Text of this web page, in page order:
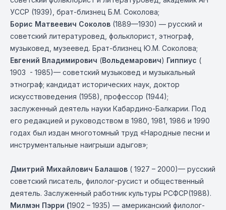
УССР (1939), брат-близнец Б.М. Соколова;
Борис Матвеевич Соколов (1889—1930) — русский и
советский литературовед, фольклорист, этнограф,
музыковед, музеевед. Брат-близнец Ю.М. Соколова;
Евгений Владимирович (Вольдемарович) Гиппиус (
1903 - 1985)— советский музыковед и музыкальный
этнограф; кандидат исторических наук, доктор
искусствоведения (1958), профессор (1944);
заслуженный деятель науки Кабардино-Балкарии. Под
его редакцией и руководством в 1980, 1981, 1986 и 1990
годах был издан многотомный труд «Народные песни и
инструментальные наигрыши адыгов»;
Дмитрий Михайлович Балашов ( 1927 – 2000)— русский
советский писатель, филолог-русист и общественный
деятель. Заслуженный работник культуры РСФСР(1988).
Милмэн Пэрри (1902 – 1935) — американский филолог-